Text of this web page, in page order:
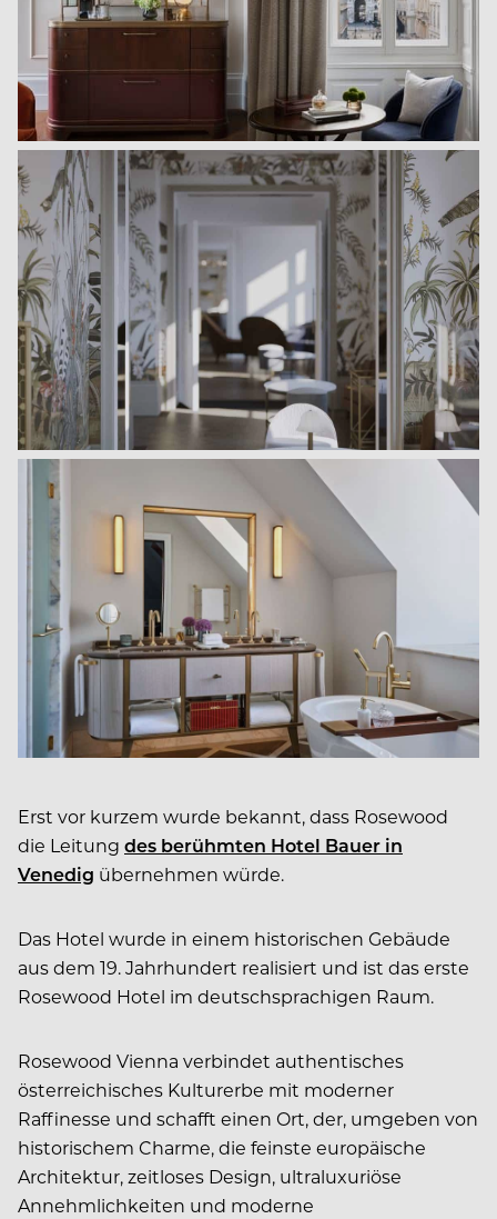
Erst vor kurzem wurde bekannt, dass Rosewood
die Leitung des berühmten Hotel Bauer in
Venedig übernehmen würde.
Das Hotel wurde in einem historischen Gebäude
aus dem 19. Jahrhundert realisiert und ist das erste
Rosewood Hotel im deutschsprachigen Raum.
Rosewood Vienna verbindet authentisches
österreichisches Kulturerbe mit moderner
Raffinesse und schafft einen Ort, der, umgeben von
historischem Charme, die feinste europäische
Architektur, zeitloses Design, ultraluxuriöse
Annehmlichkeiten und moderne